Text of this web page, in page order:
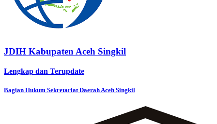
JDIH Kabupaten Aceh Singkil
Lengkap dan Terupdate
Bagian Hukum Sekretariat Daerah Aceh Singkil